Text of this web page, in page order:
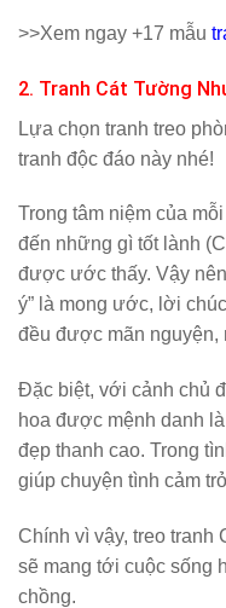
>>Xem ngay +17 mẫu
2. Tranh Cát Tường
Lựa chọn tranh treo
tranh độc đáo này nhé!
Trong tâm niệm của
đến những gì tốt lành
được ước thấy. Vậy
ý” là mong ước, lời
đều được mãn nguyện,
Đặc biệt, với cảnh chủ
hoa được mệnh danh
đẹp thanh cao. Trong
giúp chuyện tình cảm
Chính vì vậy, treo tranh
sẽ mang tới cuộc sống
chồng.